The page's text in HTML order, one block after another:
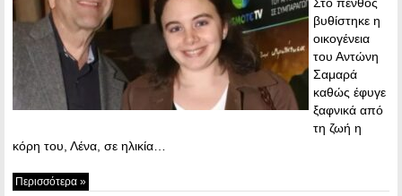
βυθίστηκε η
οικογένεια
του Αντώνη
Σαμαρά
καθώς έφυγε
ξαφνικά από
τη ζωή η
κόρη του, Λένα, σε ηλικία…
Περισσότερα »